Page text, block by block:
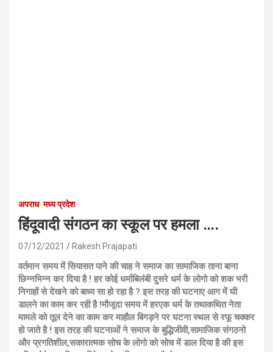
अपराध मध्य प्रदेश
हिंदूवादी संगठन का स्कूल पर हमला ….
07/12/2021 Rakesh Prajapati
वर्तमान समय में सियासत पाने की चाह ने समाज का सामाजिक ताना बाना
छिन्नभिन्न कर दिया है ! हर कोई धर्माबिलंबी दुसरे धर्म के लोगो को शक भरी
निगाहों से देखने को बाध्य सा हो रहा है ? इस तरह की घटनाए आग में घी
डालने का काम कर रही है !मौजूदा समय में हरएक धर्म के तथाकथित नेता
मामले को तूल देने का काम कर माहौल बिगड़ने पर घटना स्थल से रफू चक्कर
हो जाते है ! इस तरह की घटनाओं ने समाज के बुद्धिजीवी,सामाजिक संगठनो
और प्रगतिशील,सकारात्मक सोच के लोगो को सोच में डाल दिया है की इस